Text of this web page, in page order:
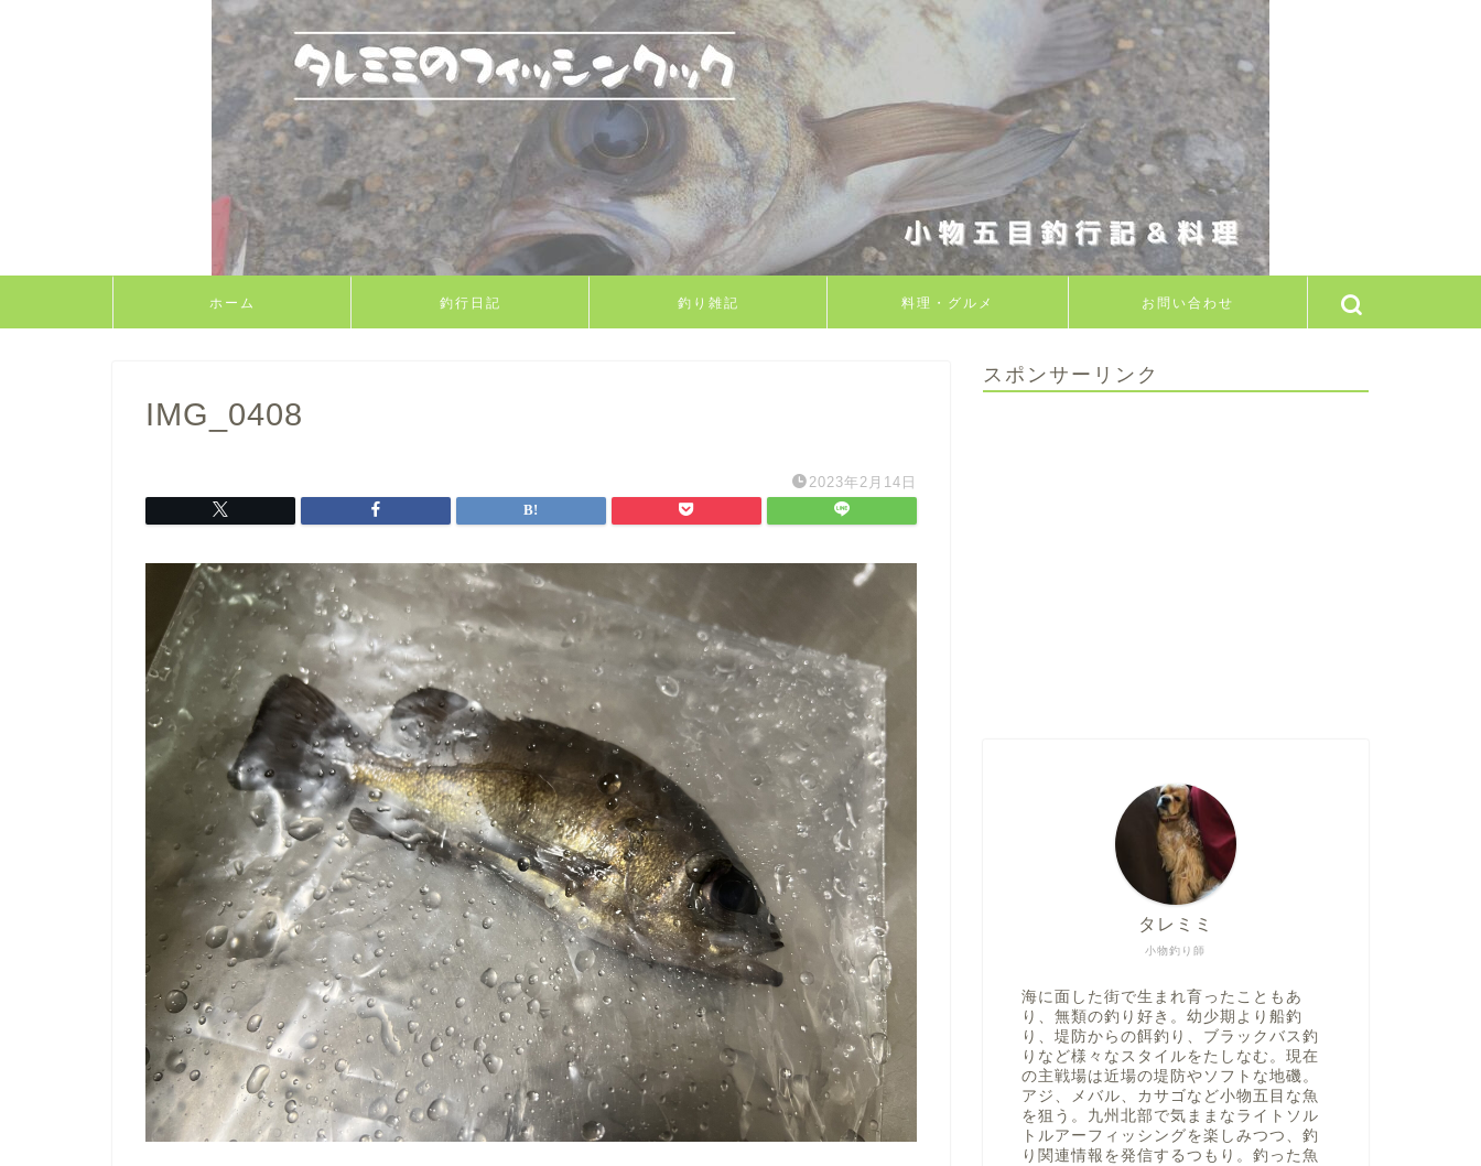
ホーム 釣行日記 釣り雑記 料理・グルメ お問い合わせ
IMG_0408
2023年2月14日
スポンサーリンク
小物釣り師
タレミミ
海に面した街で生まれ育ったこともあ
り、無類の釣り好き。幼少期より船釣
り、堤防からの餌釣り、ブラックバス釣
りなど様々なスタイルをたしなむ。現在
の主戦場は近場の堤防やソフトな地磯。
アジ、メバル、カサゴなど小物五目な魚
を狙う。九州北部で気ままなライトソル
トルアーフィッシングを楽しみつつ、釣
り関連情報を発信するつもり。釣った魚